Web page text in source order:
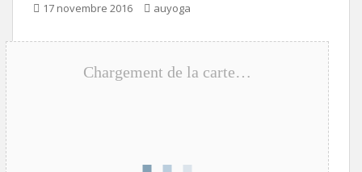
17 novembre 2016 auyoga
Chargement de la carte…